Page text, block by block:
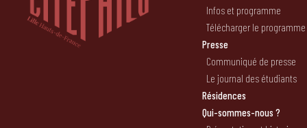
Infos et programme
Télécharger le programme
Presse
Communiqué de presse
Le journal des étudiants
Résidences
Qui-sommes-nous ?